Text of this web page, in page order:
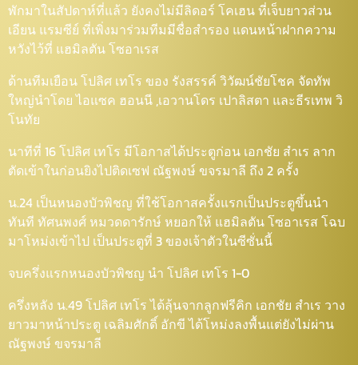
พักมาในสัปดาห์ที่แล้ว ยังคงไม่มีลิดอร์ โคเฮน ที่เจ็บยาวส่วน
เอียน แรมซีย์ ที่เพิ่งมาร่วมทีมมีชื่อสำรอง แดนหน้าฝากความ
หวังไว้ที่ แฮมิลตัน โซอาเรส
ด้านทีมเยือน โปลิศ เทโร ของ รังสรรค์ วิวัฒน์ชัยโชค จัดทัพ
ใหญ่นำโดย ไอแซค ฮอนนี ,เอวานโดร เปาลิสตา และธีรเทพ วิ
โนทัย
นาทีที่ 16 โปลิศ เทโร มีโอกาสได้ประตูก่อน เอกชัย สำเร ลาก
ตัดเข้าในก่อนยิงไปติดเซฟ ณัฐพงษ์ ขจรมาลี ถึง 2 ครั้ง
น.24 เป็นหนองบัวพิชญ ที่ใช้โอกาสครั้งแรกเป็นประตูขึ้นนำ
ทันที ทัศนพงศ์ หมวดดารักษ์ หยอกให้ แฮมิลตัน โซอาเรส โฉบ
มาโหม่งเข้าไป เป็นประตูที่ 3 ของเจ้าตัวในซีซั่นนี้
จบครึ่งแรกหนองบัวพิชญ นำ โปลิศ เทโร 1-0
ครึ่งหลัง น.49 โปลิศ เทโร ได้ลุ้นจากลูกฟรีคิก เอกชัย สำเร วาง
ยาวมาหน้าประตู เฉลิมศักดิ์ อักขี ได้โหม่งลงพื้นแต่ยังไม่ผ่าน
ณัฐพงษ์ ขจรมาลี